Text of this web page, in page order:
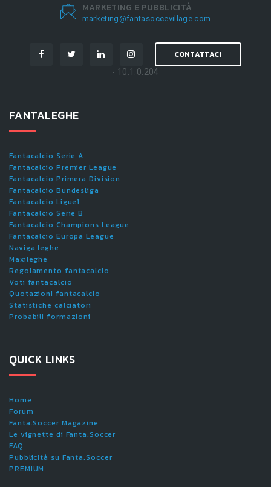
MARKETING E PUBBLICITÀ
marketing@fantasoccevillage.com
CONTATTACI
- 10.1.0.204
FANTALEGHE
Fantacalcio Serie A
Fantacalcio Premier League
Fantacalcio Primera Division
Fantacalcio Bundesliga
Fantacalcio Ligue1
Fantacalcio Serie B
Fantacalcio Champions League
Fantacalcio Europa League
Naviga leghe
Maxileghe
Regolamento fantacalcio
Voti fantacalcio
Quotazioni fantacalcio
Statistiche calciatori
Probabili formazioni
QUICK LINKS
Home
Forum
Fanta.Soccer Magazine
Le vignette di Fanta.Soccer
FAQ
Pubblicità su Fanta.Soccer
PREMIUM